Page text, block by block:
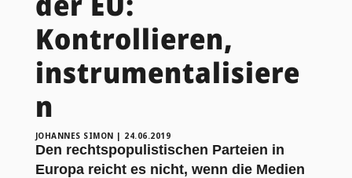
Kontrollieren,
instrumentalisiere
n
JOHANNES SIMON | 24.06.2019
Den rechtspopulistischen Parteien in
Europa reicht es nicht, wenn die Medien